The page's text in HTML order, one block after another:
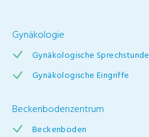
Gynäkologie
Gynäkologische Sprechstunde
Gynäkologische Eingriffe
Beckenbodenzentrum
Beckenboden